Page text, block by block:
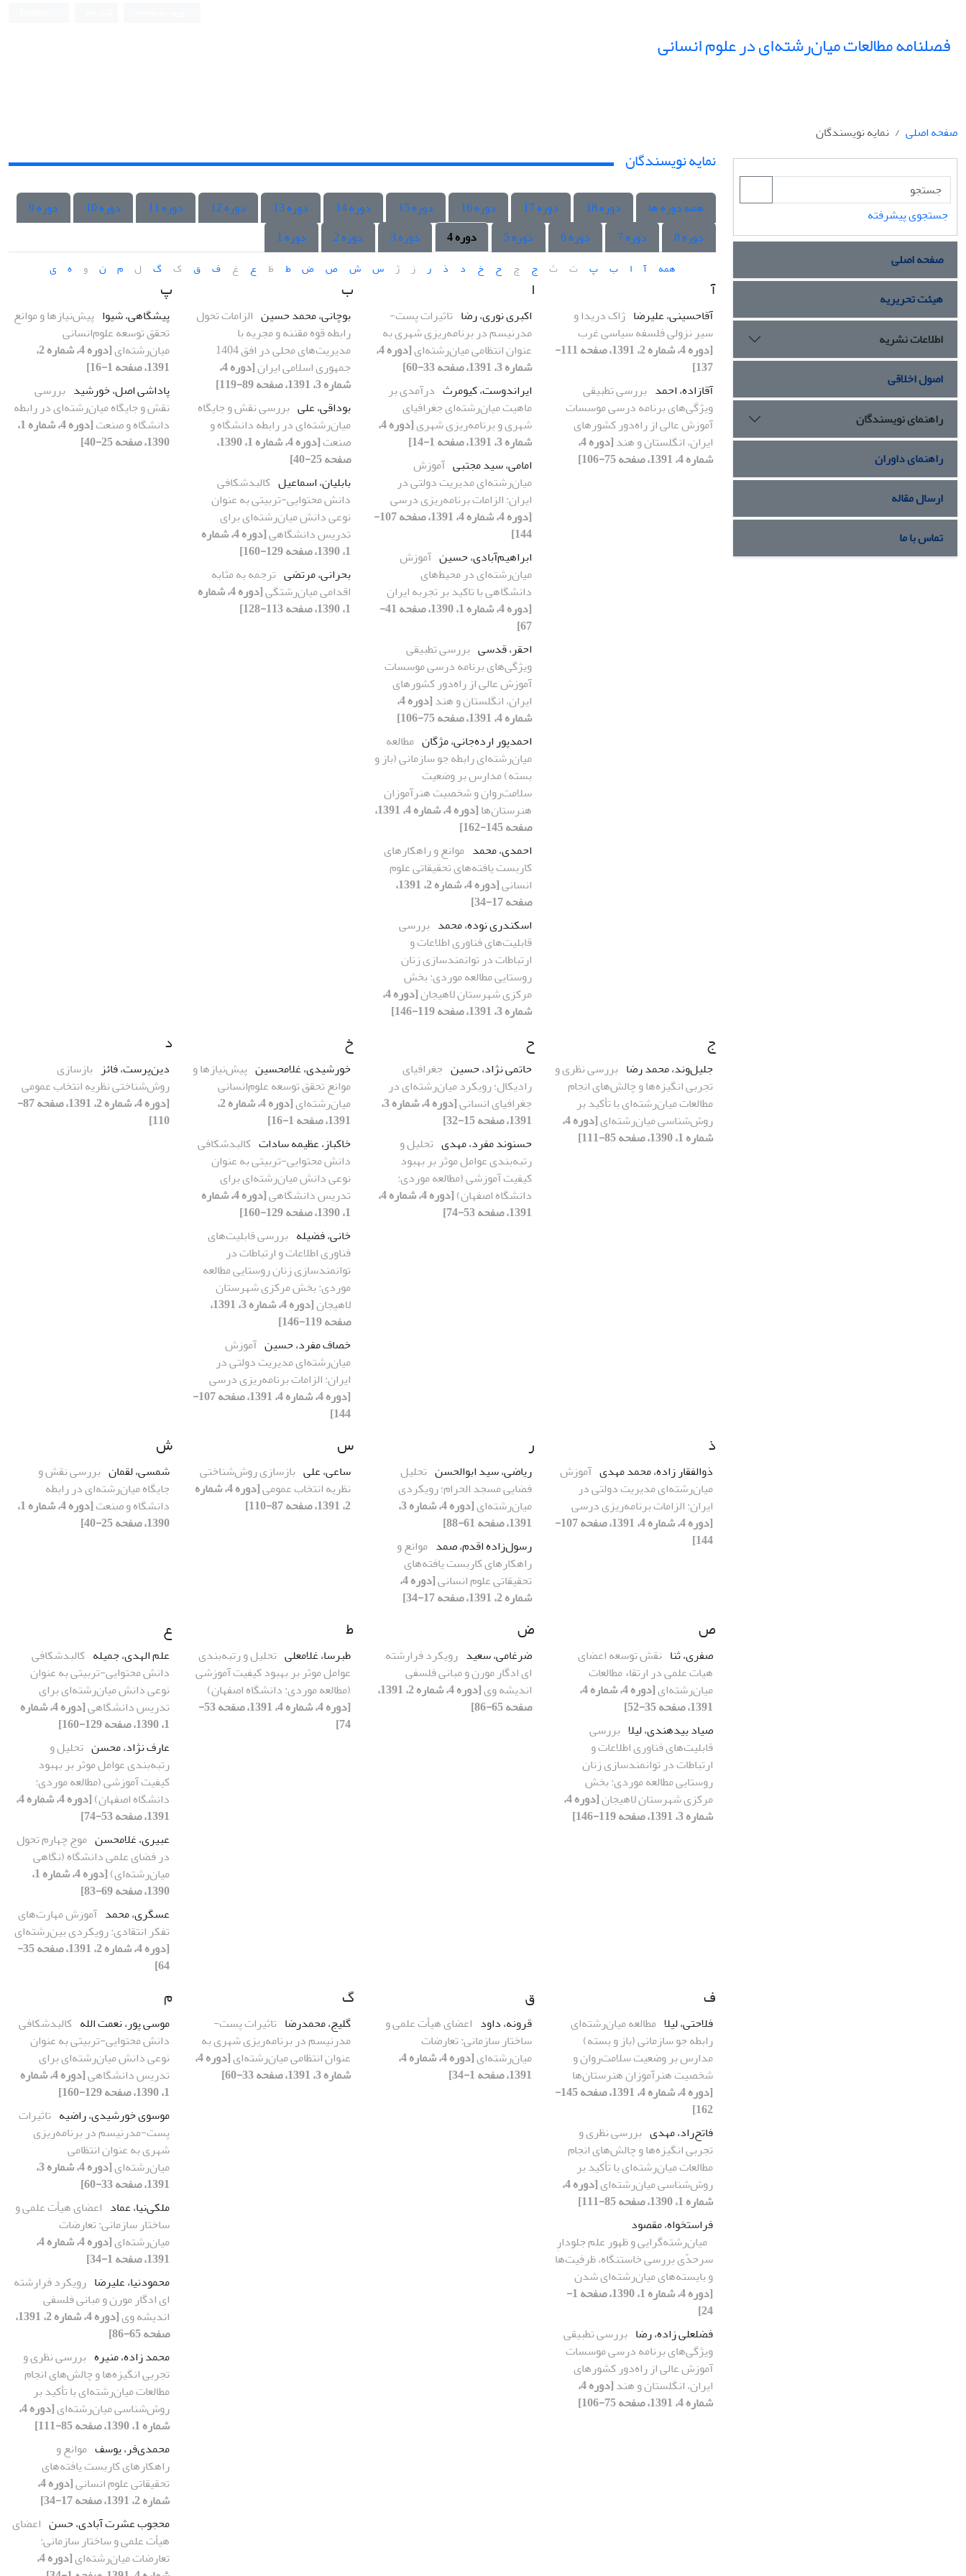
فصلنامه مطالعات میان‌رشته‌ای در علوم انسانی
صفحه اصلی نمایه نویسندگان
جستجوی پیشرفته
صفحه اصلی
هیئت تحریریه
اطلاعات نشریه
اصول اخلاقی
راهنمای نویسندگان
راهنمای داوران
ارسال مقاله
تماس با ما
نمایه نویسندگان
همه دوره ها دوره 18 دوره 17 دوره 16 دوره 15 دوره 14 دوره 13 دوره 12 دوره 11 دوره 10
دوره 9
دوره 8
دوره 7 دوره 6 دوره 5 دوره 4 دوره 3 دوره 2 دوره 1
همه آ ا ب پ ت ث ج چ ح خ د ذ ر ز ژ س ش ص ض ط ظ ع غ ف ق ک گ ل م ن و ه ی
آ
آقاحسینی، علیرضا ژاک دریدا و
سیر نزولی فلسفه سیاسی غرب
[دوره 4، شماره 2، 1391، صفحه 111-
137]
آقازاده، احمد بررسی تطبیقی
ویژگی‌های برنامه درسی موسسات
آموزش عالی از راه‌دور کشورهای
ایران، انگلستان و هند
[دوره 4،
شماره 4، 1391، صفحه 75-106]
ا
اکبری نوری، رضا تاثیرات پست-
مدرنیسم در برنامه‌ریزی شهری به
عنوان انتظامی میا‌ن‌رشته‌ای
[دوره 4،
شماره 3، 1391، صفحه 33-60]
ایراندوست، کیومرث درآمدی بر
ماهیت میان‌رشته‌ای جغرافیای
شهری و برنامه‌ریزی شهری
[دوره 4،
شماره 3، 1391، صفحه 1-14]
امامی، سید مجتبی آموزش
میان‌رشته‌ای مدیریت دولتی در
ایران: الزامات برنامه‌ریزی درسی
[دوره 4، شماره 4، 1391، صفحه 107-
144]
ابراهیم‌آبادی، حسین آموزش
میان‌رشته‌ای در محیط‌های
دانشگاهی با تاکید بر تجربه ایران
[دوره 4، شماره 1، 1390، صفحه 41-
67]
احقر، قدسی بررسی تطبیقی
ویژگی‌های برنامه درسی موسسات
آموزش عالی از راه‌دور کشورهای
ایران، انگلستان و هند
[دوره 4،
شماره 4، 1391، صفحه 75-106]
احمدپور ارده‌جانی، مژگان مطالعه
میان‌‌رشته‌ای رابطه جو سازمانی (باز و
بسته) مدارس بر وضعیت
سلامت‌روان و شخصیت هنرآموزان
هنرستان‌ها
[دوره 4، شماره 4، 1391،
صفحه 145-162]
احمدی، محمد موانع و راهکارهای
کاربست یافته‌های تحقیقاتی علوم
انسانی
[دوره 4، شماره 2، 1391،
صفحه 17-34]
اسکندری نوده، محمد بررسی
قابلیت‌های فناوری اطلاعات و
ارتباطات در توانمندسازی زنان
روستایی مطالعه موردی: بخش
مرکزی شهرستان لاهیجان
[دوره 4،
شماره 3، 1391، صفحه 119-146]
ب
بوچانی، محمد حسین الزامات تحول
رابطه قوه مقننه و مجریه با
مدیریت‌های محلی در افق 1404
جمهوری اسلامی ایران
[دوره 4،
شماره 3، 1391، صفحه 89-119]
بوداقی، علی بررسی نقش و جایگاه
میان‌رشته‌ای در رابطه دانشگاه و
صنعت
[دوره 4، شماره 1، 1390،
صفحه 25-40]
بابلیان، اسماعیل کالبدشکافی
دانش محتوایی-تربیتی به عنوان
نوعی دانش میان‌رشته‌‌ای برای
تدریس دانشگاهی
[دوره 4، شماره
1، 1390، صفحه 129-160]
بحرانی، مرتضی ترجمه به مثابه
اقدامی میان‌رشتگی
[دوره 4، شماره
1، 1390، صفحه 113-128]
پ
پیشگاهی، شیوا پیش‌نیازها و موانع
تحقق توسعه علوم‌انسانی
میان‌رشته‌ای
[دوره 4، شماره 2،
1391، صفحه 1-16]
پاداشی اصل، خورشید بررسی
نقش و جایگاه میان‌رشته‌ای در رابطه
دانشگاه و صنعت
[دوره 4، شماره 1،
1390، صفحه 25-40]
ج
جلیل‌وند، محمد رضا بررسی نظری و
تجربی انگیزه‌ها و چالش‌های انجام
مطالعات میان‌رشته‌ای با تأکید بر
روش‌شناسی میان‌رشته‌ای
[دوره 4،
شماره 1، 1390، صفحه 85-111]
ح
حاتمی نژاد، حسین جغرافیای
رادیکال؛ رویکرد میان‌رشته‌ای در
جغرافیای انسانی
[دوره 4، شماره 3،
1391، صفحه 15-32]
حسنوند مفرد، مهدی تحلیل و
رتبه‌بندی عوامل موثر بر بهبود
کیفیت آموزشی (مطالعه موردی:
دانشگاه اصفهان)
[دوره 4، شماره 4،
1391، صفحه 53-74]
خ
خورشیدی، غلامحسین پیش‌نیازها و
موانع تحقق توسعه علوم‌انسانی
میان‌رشته‌ای
[دوره 4، شماره 2،
1391، صفحه 1-16]
خاکباز، عظیمه سادات کالبدشکافی
دانش محتوایی-تربیتی به عنوان
نوعی دانش میان‌رشته‌‌ای برای
تدریس دانشگاهی
[دوره 4، شماره
1، 1390، صفحه 129-160]
خانی، فضیله بررسی قابلیت‌های
فناوری اطلاعات و ارتباطات در
توانمندسازی زنان روستایی مطالعه
موردی: بخش مرکزی شهرستان
لاهیجان
[دوره 4، شماره 3، 1391،
صفحه 119-146]
خصاف مفرد، حسین آموزش
میان‌رشته‌ای مدیریت دولتی در
ایران: الزامات برنامه‌ریزی درسی
[دوره 4، شماره 4، 1391، صفحه 107-
144]
د
دین‌پرست، فائز بازسازی
روش‌شناختی نظریه انتخاب عمومی
[دوره 4، شماره 2، 1391، صفحه 87-
110]
ذ
ذوالفقار زاده، محمد مهدی آموزش
میان‌رشته‌ای مدیریت دولتی در
ایران: الزامات برنامه‌ریزی درسی
[دوره 4، شماره 4، 1391، صفحه 107-
144]
ر
ریاضی، سید ابوالحسن تحلیل
فضایی مسجد الحرام؛ رویکردی
میان‌رشته‌ای
[دوره 4، شماره 3،
1391، صفحه 61-88]
رسول‌زاده اقدم، صمد موانع و
راهکارهای کاربست یافته‌های
تحقیقاتی علوم انسانی
[دوره 4،
شماره 2، 1391، صفحه 17-34]
س
ساعی، علی بازسازی روش‌شناختی
نظریه انتخاب عمومی
[دوره 4، شماره
2، 1391، صفحه 87-110]
ش
شمسی، لقمان بررسی نقش و
جایگاه میان‌رشته‌ای در رابطه
دانشگاه و صنعت
[دوره 4، شماره 1،
1390، صفحه 25-40]
ص
صفری، ثنا نقش توسعه اعضای
هیات علمی در ارتقاء مطالعات
میان‌رشته‌ای
[دوره 4، شماره 4،
1391، صفحه 35-52]
صیاد بیدهندی، لیلا بررسی
قابلیت‌های فناوری اطلاعات و
ارتباطات در توانمندسازی زنان
روستایی مطالعه موردی: بخش
مرکزی شهرستان لاهیجان
[دوره 4،
شماره 3، 1391، صفحه 119-146]
ض
ضرغامی، سعید رویکرد فرارشته‏
ای ادگار مورن و مبانی فلسفی
اندیشه وی
[دوره 4، شماره 2، 1391،
صفحه 65-86]
ط
طبرسا، غلامعلی تحلیل و رتبه‌بندی
عوامل موثر بر بهبود کیفیت آموزشی
(مطالعه موردی: دانشگاه اصفهان)
[دوره 4، شماره 4، 1391، صفحه 53-
74]
ع
علم الهدی، جمیله کالبدشکافی
دانش محتوایی-تربیتی به عنوان
نوعی دانش میان‌رشته‌‌ای برای
تدریس دانشگاهی
[دوره 4، شماره
1، 1390، صفحه 129-160]
عارف نژاد، محسن تحلیل و
رتبه‌بندی عوامل موثر بر بهبود
کیفیت آموزشی (مطالعه موردی:
دانشگاه اصفهان)
[دوره 4، شماره 4،
1391، صفحه 53-74]
عبیری، غلامحسن موج چهارم تحول
در فضای علمی دانشگاه (نگاهی
میان‌رشته‌ای)
[دوره 4، شماره 1،
1390، صفحه 69-83]
عسگری، محمد آموزش مهارت‌های
تفکر انتقادی: رویکردی بین‌رشته‌ای
[دوره 4، شماره 2، 1391، صفحه 35-
64]
ف
فلاحتی، لیلا مطالعه میان‌‌رشته‌ای
رابطه جو سازمانی (باز و بسته)
مدارس بر وضعیت سلامت‌روان و
شخصیت هنرآموزان هنرستان‌ها
[دوره 4، شماره 4، 1391، صفحه 145-
162]
فاتح‌راد، مهدی بررسی نظری و
تجربی انگیزه‌ها و چالش‌های انجام
مطالعات میان‌رشته‌ای با تأکید بر
روش‌شناسی میان‌رشته‌ای
[دوره 4،
شماره 1، 1390، صفحه 85-111]
فراستخواه، مقصود
میان‌رشته‌گرایی و ظهور علم جلودارِ
سرحدّی بررسی خاستنگاه، ظرفیت‌ها
و بایسته‌های میان‌رشته‌ای شدن
[دوره 4، شماره 1، 1390، صفحه 1-
24]
فضلعلی زاده، رضا بررسی تطبیقی
ویژگی‌های برنامه درسی موسسات
آموزش عالی از راه‌دور کشورهای
ایران، انگلستان و هند
[دوره 4،
شماره 4، 1391، صفحه 75-106]
ق
قرونه، داود اعضای هیأت علمی و
ساختار سازمانی: تعارضات
میان‌رشته‌‏ای
[دوره 4، شماره 4،
1391، صفحه 1-34]
گ
گلیج، محمدرضا تاثیرات پست-
مدرنیسم در برنامه‌ریزی شهری به
عنوان انتظامی میا‌ن‌رشته‌ای
[دوره 4،
شماره 3، 1391، صفحه 33-60]
م
موسی پور، نعمت الله کالبدشکافی
دانش محتوایی-تربیتی به عنوان
نوعی دانش میان‌رشته‌‌ای برای
تدریس دانشگاهی
[دوره 4، شماره
1، 1390، صفحه 129-160]
موسوی خورشیدی، راضیه تاثیرات
پست-مدرنیسم در برنامه‌ریزی
شهری به عنوان انتظامی
میا‌ن‌رشته‌ای
[دوره 4، شماره 3،
1391، صفحه 33-60]
ملکی‌نیا، عماد اعضای هیأت علمی و
ساختار سازمانی: تعارضات
میان‌رشته‌‏ای
[دوره 4، شماره 4،
1391، صفحه 1-34]
محمودنیا، علیرضا رویکرد فرارشته‏
ای ادگار مورن و مبانی فلسفی
اندیشه وی
[دوره 4، شماره 2، 1391،
صفحه 65-86]
محمد زاده، منیره بررسی نظری و
تجربی انگیزه‌ها و چالش‌های انجام
مطالعات میان‌رشته‌ای با تأکید بر
روش‌شناسی میان‌رشته‌ای
[دوره 4،
شماره 1، 1390، صفحه 85-111]
محمدی‌فر، یوسف موانع و
راهکارهای کاربست یافته‌های
تحقیقاتی علوم انسانی
[دوره 4،
شماره 2، 1391، صفحه 17-34]
محجوب عشرت آبادی، حسن اعضای
هیأت علمی و ساختار سازمانی:
تعارضات میان‌رشته‌‏ای
[دوره 4،